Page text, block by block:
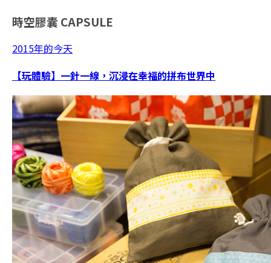
時空膠囊 CAPSULE
2015年的今天
【玩體驗】一針一線，沉浸在幸福的拼布世界中